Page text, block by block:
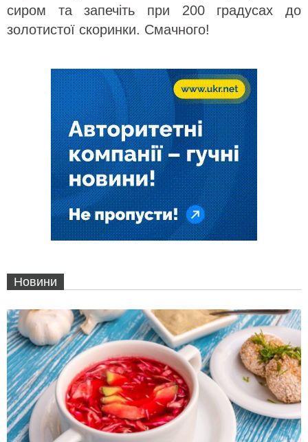
сиром та запечіть при 200 градусах до
золотистої скоринки. Смачного!
Новини